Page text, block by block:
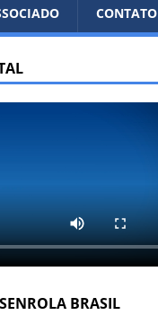
CONTATO
BRASIL